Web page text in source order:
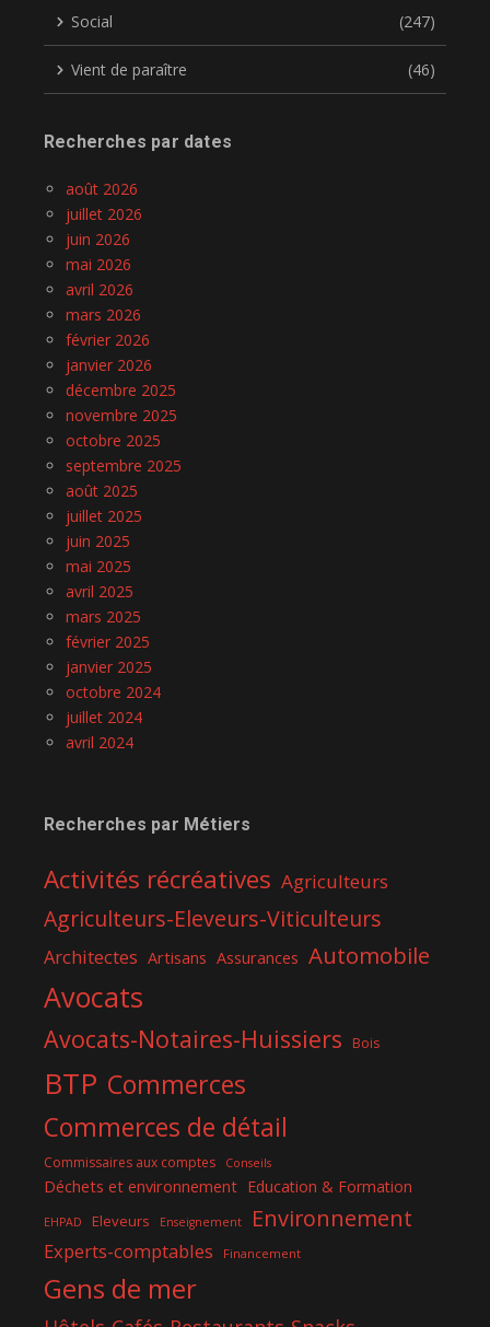
Social (247)
Vient de paraître (46)
Recherches par dates
août 2026
juillet 2026
juin 2026
mai 2026
avril 2026
mars 2026
février 2026
janvier 2026
décembre 2025
novembre 2025
octobre 2025
septembre 2025
août 2025
juillet 2025
juin 2025
mai 2025
avril 2025
mars 2025
février 2025
janvier 2025
octobre 2024
juillet 2024
avril 2024
Recherches par Métiers
Activités récréatives Agriculteurs
Agriculteurs-Eleveurs-Viticulteurs
Architectes Artisans Assurances Automobile
Avocats
Avocats-Notaires-Huissiers Bois
BTP Commerces
Commerces de détail
Commissaires aux comptes Conseils
Déchets et environnement Education & Formation
EHPAD Eleveurs Enseignement Environnement
Experts-comptables Financement
Gens de mer